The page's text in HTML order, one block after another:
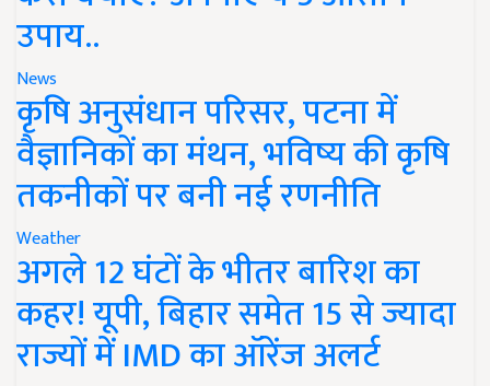
उपाय..
News
कृषि अनुसंधान परिसर, पटना में
वैज्ञानिकों का मंथन, भविष्य की कृषि
तकनीकों पर बनी नई रणनीति
Weather
अगले 12 घंटों के भीतर बारिश का
कहर! यूपी, बिहार समेत 15 से ज्यादा
राज्यों में IMD का ऑरेंज अलर्ट